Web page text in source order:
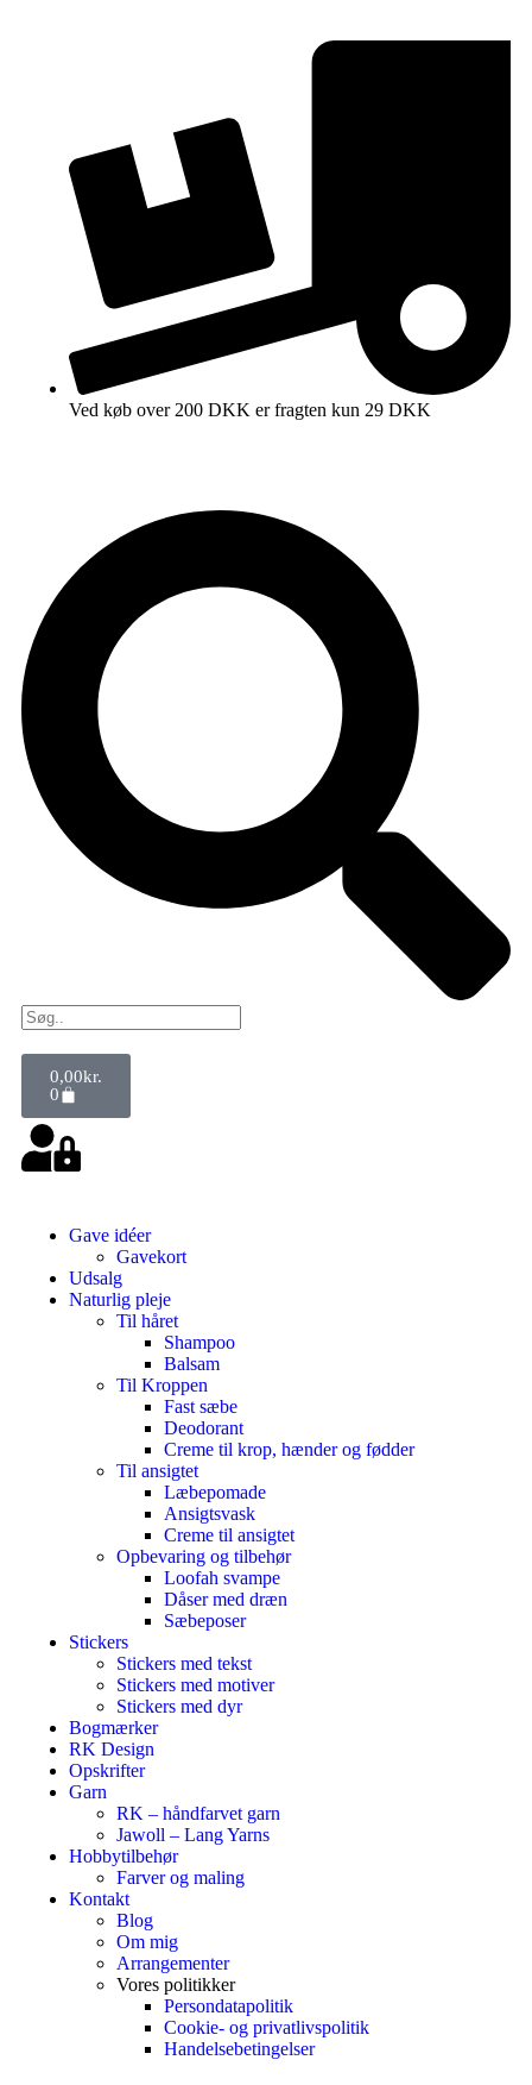
Ved køb over 200 DKK er fragten kun 29 DKK
0,00kr.
0
Gave idéer
Gavekort
Udsalg
Naturlig pleje
Til håret
Shampoo
Balsam
Til Kroppen
Fast sæbe
Deodorant
Creme til krop, hænder og fødder
Til ansigtet
Læbepomade
Ansigtsvask
Creme til ansigtet
Opbevaring og tilbehør
Loofah svampe
Dåser med dræn
Sæbeposer
Stickers
Stickers med tekst
Stickers med motiver
Stickers med dyr
Bogmærker
RK Design
Opskrifter
Garn
RK – håndfarvet garn
Jawoll – Lang Yarns
Hobbytilbehør
Farver og maling
Kontakt
Blog
Om mig
Arrangementer
Vores politikker
Persondatapolitik
Cookie- og privatlivspolitik
Handelsebetingelser